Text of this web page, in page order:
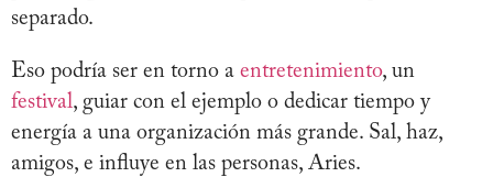
separado.
Eso podría ser en torno a entretenimiento, un
festival, guiar con el ejemplo o dedicar tiempo y
energía a una organización más grande. Sal, haz,
amigos, e influye en las personas, Aries.